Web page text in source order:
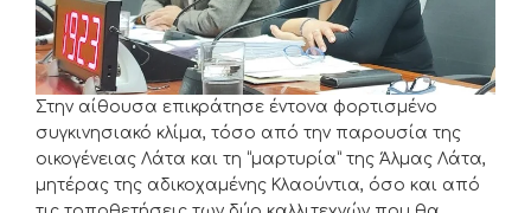
Στην αίθουσα επικράτησε έντονα φορτισμένο
συγκινησιακό κλίμα, τόσο από την παρουσία της
οικογένειας Λάτα και τη “μαρτυρία” της Άλμας Λάτα,
μητέρας της αδικοχαμένης Κλαούντια, όσο και από